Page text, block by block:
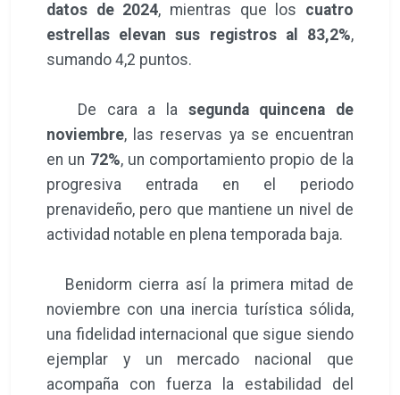
datos de 2024, mientras que los cuatro
estrellas elevan sus registros al 83,2%,
sumando 4,2 puntos.
De cara a la segunda quincena de
noviembre, las reservas ya se encuentran
en un 72%, un comportamiento propio de la
progresiva entrada en el periodo
prenavideño, pero que mantiene un nivel de
actividad notable en plena temporada baja.
Benidorm cierra así la primera mitad de
noviembre con una inercia turística sólida,
una fidelidad internacional que sigue siendo
ejemplar y un mercado nacional que
acompaña con fuerza la estabilidad del